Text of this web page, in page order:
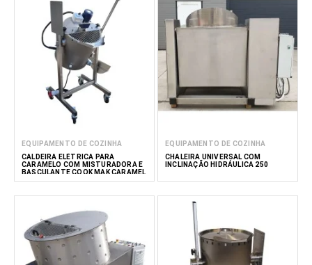
EQUIPAMENTO DE COZINHA
CALDEIRA ELÉTRICA PARA
CARAMELO COM MISTURADORA E
BASCULANTE COOK MAK CARAMEL
30–150L
EQUIPAMENTO DE COZINHA
CHALEIRA UNIVERSAL COM
INCLINAÇÃO HIDRÁULICA 250